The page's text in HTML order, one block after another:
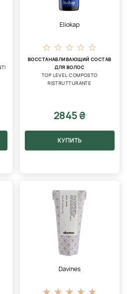
Eliokap
ВОССТАНАВЛИВАЮЩИЙ СОСТАВ
ДЛЯ ВОЛОС
TOP LEVEL COMPOSTO
RISTRUTTURANTE
2845 ₴
КУПИТЬ
Davines